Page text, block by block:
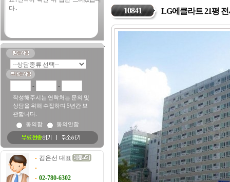
- -
작성해주시는 연락처는 문의 및
상담을 위해 수집하며 5년간 보
관합니다.
동의함
동의안함
김은선 대표
02-780-6302
10841 LG에클라트 21평